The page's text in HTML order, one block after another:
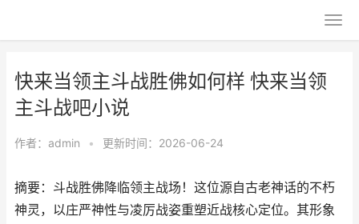
快来当领主斗战胜佛如何样 快来当领
主斗战吧小说
作者： admin • 更新时间：2026-06-24
摘要：斗战胜佛降临领主战场！这位源自古老神话的不朽
神灵，以庄严神性与凌厉战姿重塑近战核心定位。其形象